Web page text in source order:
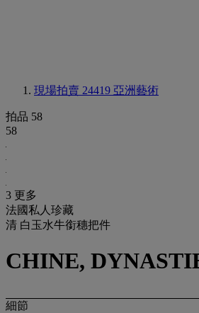
現場拍賣 24419 亞洲藝術
拍品 58
58
3 更多
法國私人珍藏
清 白玉水牛銜穗把件
CHINE,
細節